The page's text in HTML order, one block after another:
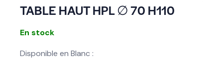
TABLE HAUT HPL ∅ 70 H110
En stock
Disponible en Blanc :